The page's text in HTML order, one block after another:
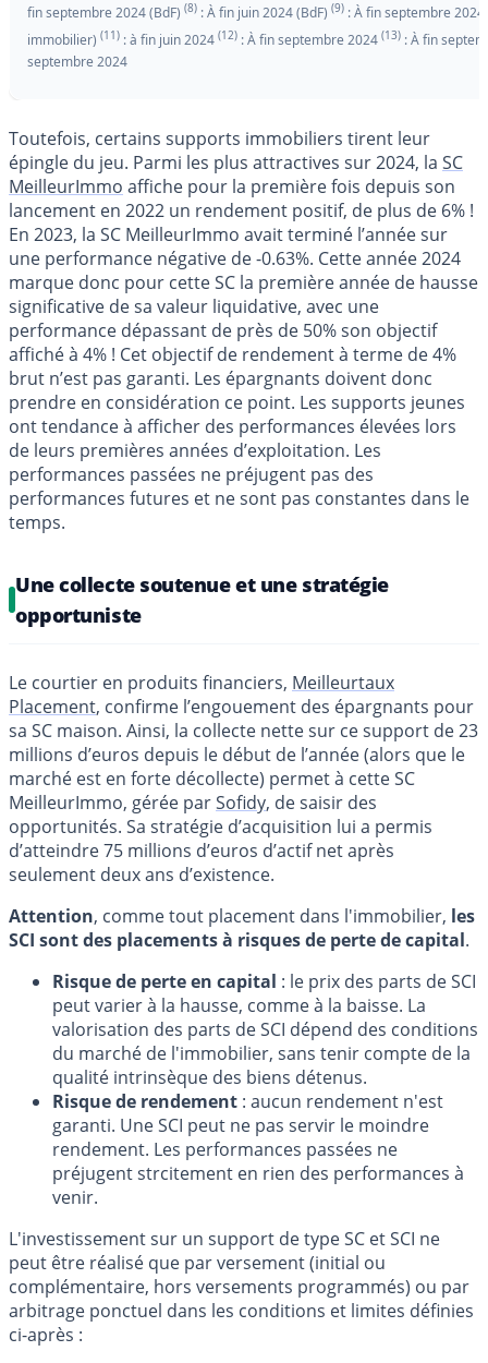
fin septembre 2024 (BdF) (8) : À fin juin 2024 (BdF) (9) : À fin septembre 2024
immobilier) (11) : à fin juin 2024 (12) : À fin septembre 2024 (13) : À fin
septembre 2024
Toutefois, certains supports immobiliers tirent leur
épingle du jeu. Parmi les plus attractives sur 2024, la SC
MeilleurImmo affiche pour la première fois depuis son
lancement en 2022 un rendement positif, de plus de 6% !
En 2023, la SC MeilleurImmo avait terminé l’année sur
une performance négative de -0.63%. Cette année 2024
marque donc pour cette SC la première année de hausse
significative de sa valeur liquidative, avec une
performance dépassant de près de 50% son objectif
affiché à 4% ! Cet objectif de rendement à terme de 4%
brut n’est pas garanti. Les épargnants doivent donc
prendre en considération ce point. Les supports jeunes
ont tendance à afficher des performances élevées lors
de leurs premières années d’exploitation. Les
performances passées ne préjugent pas des
performances futures et ne sont pas constantes dans le
temps.
Une collecte soutenue et une stratégie
opportuniste
Le courtier en produits financiers, Meilleurtaux
Placement, confirme l’engouement des épargnants pour
sa SC maison. Ainsi, la collecte nette sur ce support de 23
millions d’euros depuis le début de l’année (alors que le
marché est en forte décollecte) permet à cette SC
MeilleurImmo, gérée parSofidy, de saisir des
opportunités. Sa stratégie d’acquisition lui a permis
d’atteindre 75 millions d’euros d’actif net après
seulement deux ans d’existence.
Attention, comme tout placement dans l'immobilier, les
SCI sont des placements à risques de perte de capital.
Risque de perte en capital : le prix des parts de SCI
peut varier à la hausse, comme à la baisse. La
valorisation des parts de SCI dépend des conditions
du marché de l'immobilier, sans tenir compte de la
qualité intrinsèque des biens détenus.
Risque de rendement : aucun rendement n'est
garanti. Une SCI peut ne pas servir le moindre
rendement. Les performances passées ne
préjugent strcitement en rien des performances à
venir.
L'investissement sur un support de type SC et SCI ne
peut être réalisé que par versement (initial ou
complémentaire, hors versements programmés) ou par
arbitrage ponctuel dans les conditions et limites définies
ci-après :